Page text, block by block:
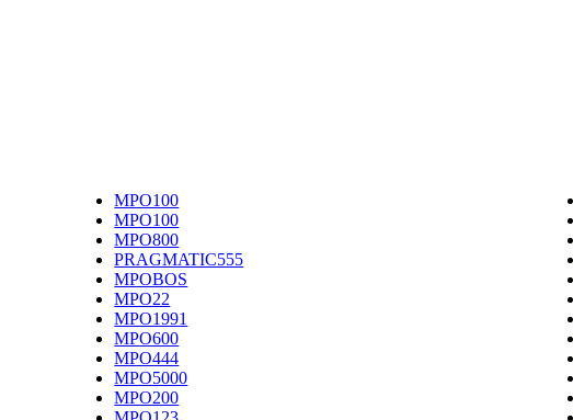
MPO100
MPO100
MPO800
PRAGMATIC555
MPOBOS
MPO22
MPO1991
MPO600
MPO444
MPO5000
MPO200